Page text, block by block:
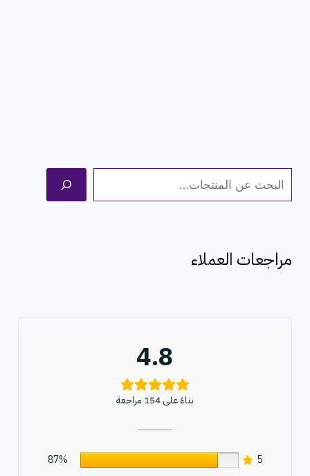
ل
ث
مراجعات العملاء
4.8
بناءً على 154 مراجعة
5
87%